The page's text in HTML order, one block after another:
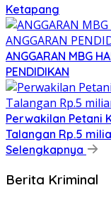
Ketapang
ANGGARAN MBG
PENDIDIKAN
Perwakilan Petani
Talangan Rp.5
Selengkapnya
Berita Kriminal